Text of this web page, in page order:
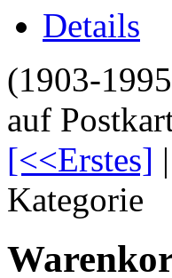
Details
(1903-
auf
[<<Erstes] |
Kategorie